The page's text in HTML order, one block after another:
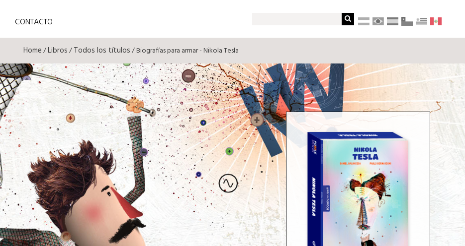
CONTACTO
Home/Libros/Todos los títulos/ Biografías para armar - Nikola Tesla